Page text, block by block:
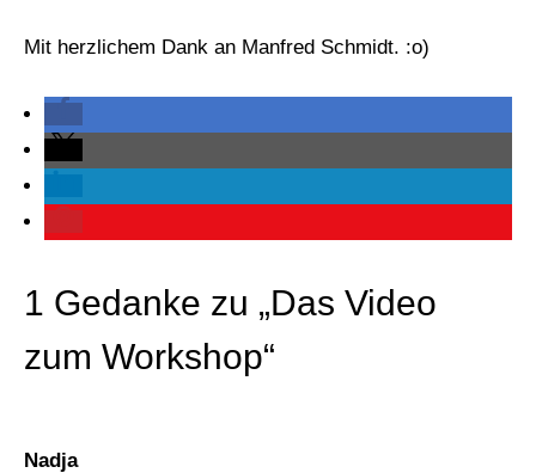
Mit herzlichem Dank an Manfred Schmidt. :o)
1 Gedanke zu „Das Video
zum Workshop“
Nadja